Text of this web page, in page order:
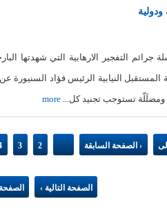
ودولية
جرائم التفجير الارهابية التي شهدتها
النيابية الرئيس فؤاد السنيورة عن
ومضلَلّة تستوجب تجنيد كل...more
‹ الصفحة السابقة …
2
3
الصفحة التالية ›